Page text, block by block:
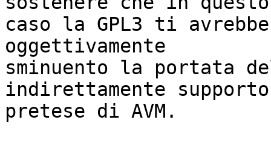
caso la GPL3 ti
oggettivamente
sminuento la portata
indirettamente
pretese di AVM.